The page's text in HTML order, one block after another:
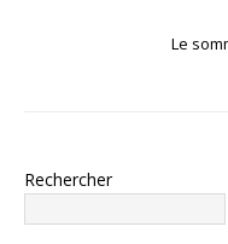
Le
Rechercher